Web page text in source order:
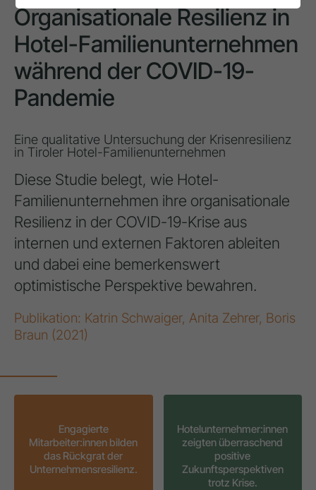
Organisationale Resilienz in
Hotel-Familienunternehmen
während der COVID-19-
Pandemie
Eine qualitative Untersuchung der Krisenresilienz
in Tiroler Hotel-Familienunternehmen
Diese Studie belegt, wie Hotel-
Familienunternehmen ihre organisationale
Resilienz in der COVID-19-Krise aus
internen und externen Faktoren ableiten
und dabei eine bemerkenswert
optimistische Perspektive bewahren.
Publikation: Katrin Schwaiger, Anita Zehrer, Boris
Braun (2021)
Engagierte
Mitarbeiter:innen bilden
das Rückgrat der
Unternehmensresilienz.
Hotelunternehmer:innen
zeigten überraschend
positive
Zukunftsperspektiven
trotz Krise.